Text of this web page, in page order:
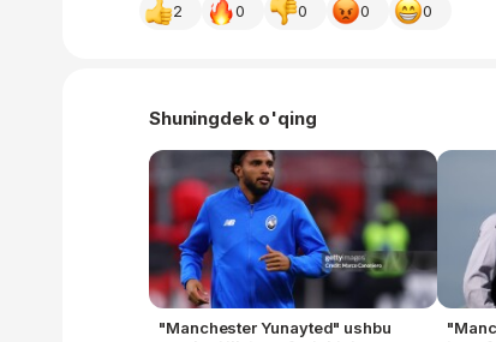
2 0 0 0 0
Shuningdek o'qing
"Manchester Yunayted" ushbu